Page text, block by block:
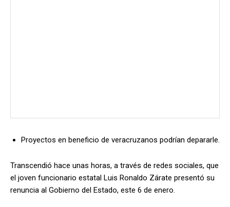
Proyectos en beneficio de veracruzanos podrían depararle.
Transcendió hace unas horas, a través de redes sociales, que
el joven funcionario estatal Luis Ronaldo Zárate presentó su
renuncia al Gobierno del Estado, este 6 de enero.